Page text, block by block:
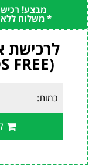
מבצע! רכישה של 4
* משלוח ללא
לרכישת
(EYE-VIT AREDS FREE)
כמות: